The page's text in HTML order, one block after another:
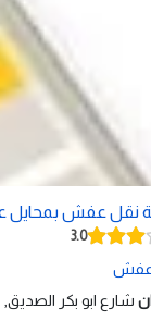
نقل عفش بمحايل
3.0
عفش
شارع ابو بكر الصديق,